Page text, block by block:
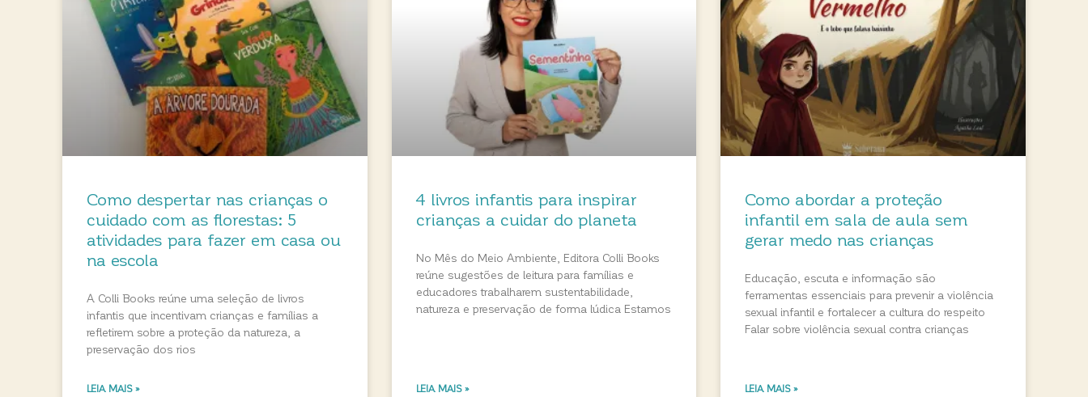
Como despertar nas crianças o
cuidado com as florestas: 5
atividades para fazer em casa ou
na escola
A Colli Books reúne uma seleção de livros
infantis que incentivam crianças e famílias a
refletirem sobre a proteção da natureza, a
preservação dos rios
LEIA MAIS »
4 livros infantis para inspirar
crianças a cuidar do planeta
No Mês do Meio Ambiente, Editora Colli Books
reúne sugestões de leitura para famílias e
educadores trabalharem sustentabilidade,
natureza e preservação de forma lúdica Estamos
LEIA MAIS »
Como abordar a proteção
infantil em sala de aula sem
gerar medo nas crianças
Educação, escuta e informação são
ferramentas essenciais para prevenir a violência
sexual infantil e fortalecer a cultura do respeito
Falar sobre violência sexual contra crianças
LEIA MAIS »